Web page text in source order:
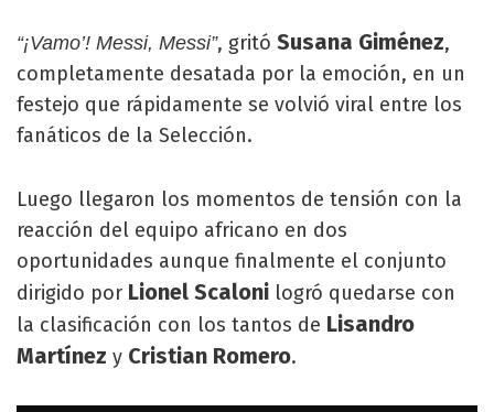
“¡Vamo’! Messi, Messi”, gritó Susana Giménez,
completamente desatada por la emoción, en un
festejo que rápidamente se volvió viral entre los
fanáticos de la Selección.
Luego llegaron los momentos de tensión con la
reacción del equipo africano en dos
oportunidades aunque finalmente el conjunto
dirigido por Lionel Scaloni logró quedarse con
la clasificación con los tantos de Lisandro
Martínez y Cristian Romero.